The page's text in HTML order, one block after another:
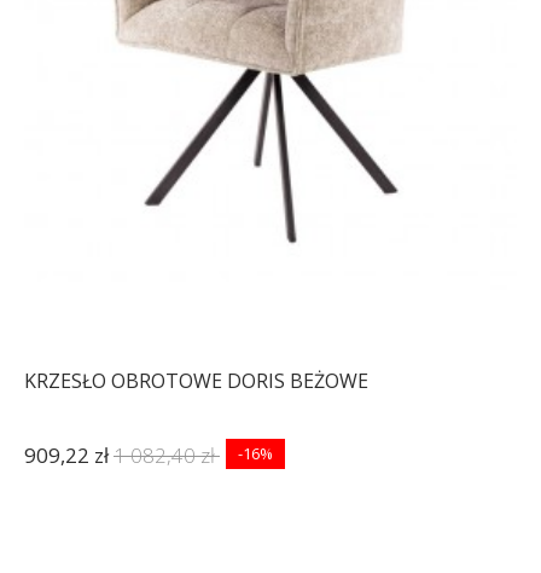
KRZESŁO OBROTOWE DORIS BEŻOWE
909,22 zł1 082,40 zł -16%